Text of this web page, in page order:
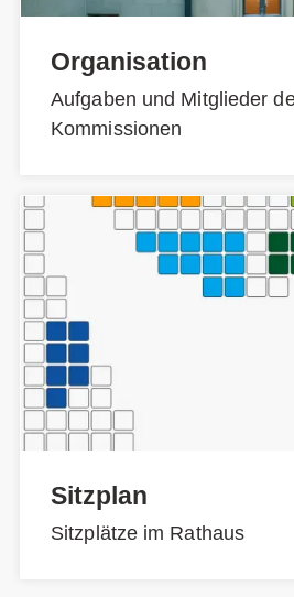
Organisation
Aufgaben und Mitglieder
Kommissionen
Sitzplan
Sitzplätze im Rathaus